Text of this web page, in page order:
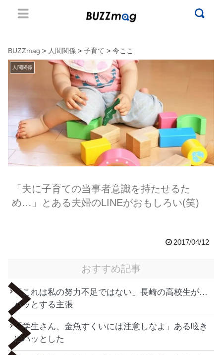
BUZZmag > 人間関係 > 子育て > 今ここ
人間関係
「夫に子育ての当事者意識を持たせるた
め…」とある夫婦のLINEがおもしろい(笑)
2017/04/12
おすすめ記事
「これは私の努力不足ではない」長崎の高校生が…
ハッとする主張
「学生さん、金魚すくいには注意しなよ」ある呟き
にハッとした